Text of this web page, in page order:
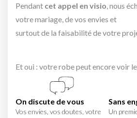
Pendant cet appel en visio , nous
votre mariage, de vos envies et
surtout de la faisabilité de votre
Et oui : votre robe peut encore voir
On discute de vous
Vos envies, vos doutes, votre
Sans
Un